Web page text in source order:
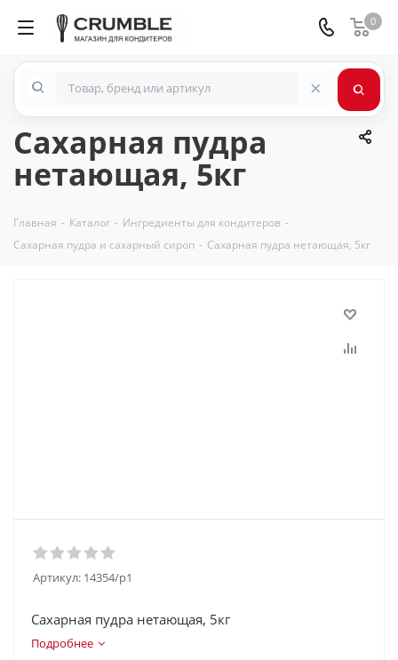
0
×
Сахарная пудра
нетающая, 5кг
Главная - Каталог - Ингредиенты для кондитеров -
Сахарная пудра и сахарный сироп - Сахарная пудра нетающая, 5кг
Артикул: 14354/p1
Сахарная пудра нетающая, 5кг
Подробнее